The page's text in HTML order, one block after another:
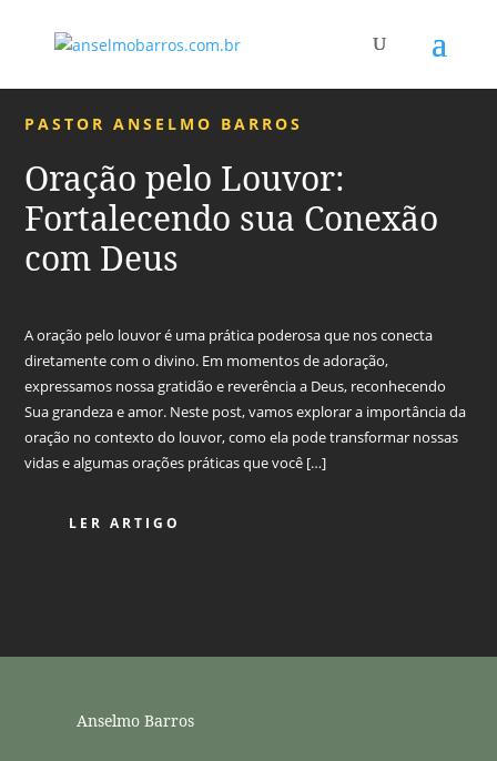
PASTOR ANSELMO BARROS
Oração pelo Louvor:
Fortalecendo sua Conexão
com Deus
A oração pelo louvor é uma prática poderosa que nos conecta
diretamente com o divino. Em momentos de adoração,
expressamos nossa gratidão e reverência a Deus, reconhecendo
Sua grandeza e amor. Neste post, vamos explorar a importância da
oração no contexto do louvor, como ela pode transformar nossas
vidas e algumas orações práticas que você […]
LER ARTIGO
Anselmo Barros